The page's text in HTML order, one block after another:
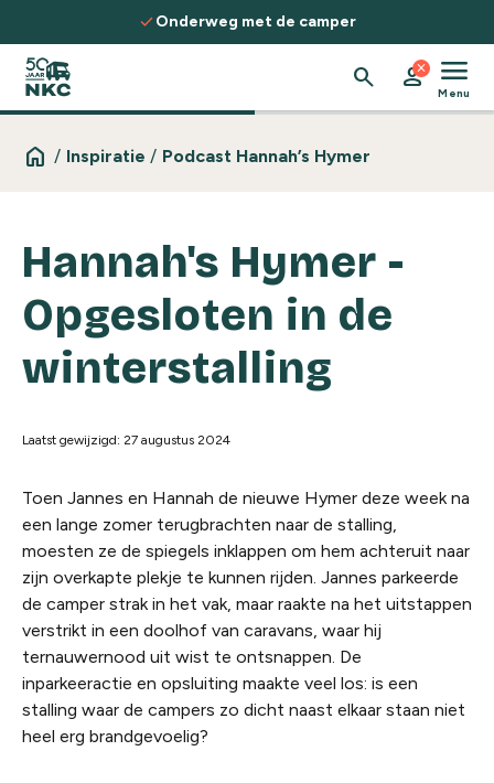
Spring naar de inhoud
checkOnderweg met de camper
search person
close menu
Menu
home / Inspiratie / Podcast Hannah’s Hymer
Hannah's Hymer -
Opgesloten in de
winterstalling
Laatst gewijzigd: 27 augustus 2024
Toen Jannes en Hannah de nieuwe Hymer deze week na
een lange zomer terugbrachten naar de stalling,
moesten ze de spiegels inklappen om hem achteruit naar
zijn overkapte plekje te kunnen rijden. Jannes parkeerde
de camper strak in het vak, maar raakte na het uitstappen
verstrikt in een doolhof van caravans, waar hij
ternauwernood uit wist te ontsnappen. De
inparkeeractie en opsluiting maakte veel los: is een
stalling waar de campers zo dicht naast elkaar staan niet
heel erg brandgevoelig?